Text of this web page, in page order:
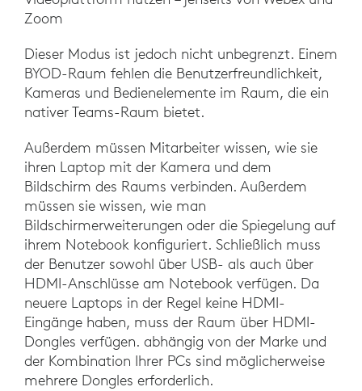
Zoom
Dieser Modus ist jedoch nicht unbegrenzt. Einem
BYOD-Raum fehlen die Benutzerfreundlichkeit,
Kameras und Bedienelemente im Raum, die ein
nativer Teams-Raum bietet.
Außerdem müssen Mitarbeiter wissen, wie sie
ihren Laptop mit der Kamera und dem
Bildschirm des Raums verbinden. Außerdem
müssen sie wissen, wie man
Bildschirmerweiterungen oder die Spiegelung auf
ihrem Notebook konfiguriert. Schließlich muss
der Benutzer sowohl über USB- als auch über
HDMI-Anschlüsse am Notebook verfügen. Da
neuere Laptops in der Regel keine HDMI-
Eingänge haben, muss der Raum über HDMI-
Dongles verfügen. abhängig von der Marke und
der Kombination Ihrer PCs sind möglicherweise
mehrere Dongles erforderlich.